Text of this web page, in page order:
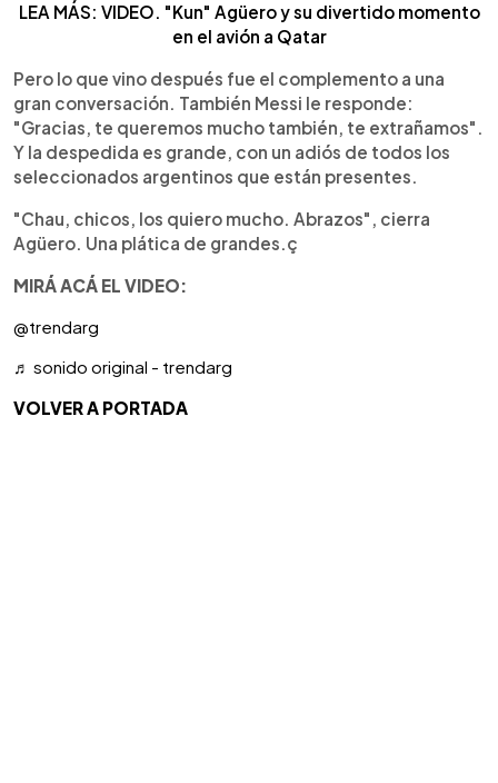
LEA MÁS: VIDEO. "Kun" Agüero y su divertido momento
en el avión a Qatar
Pero lo que vino después fue el complemento a una
gran conversación. También Messi le responde:
"Gracias, te queremos mucho también, te extrañamos".
Y la despedida es grande, con un adiós de todos los
seleccionados argentinos que están presentes.
"Chau, chicos, los quiero mucho. Abrazos", cierra
Agüero. Una plática de grandes.ç
MIRÁ ACÁ EL VIDEO:
@trendarg
♬ sonido original - trendarg
VOLVER A PORTADA